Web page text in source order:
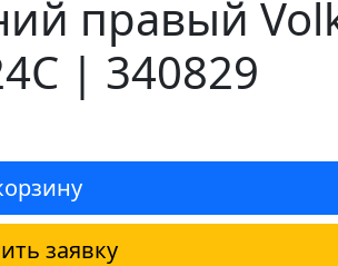
правый
| 340829
заявку